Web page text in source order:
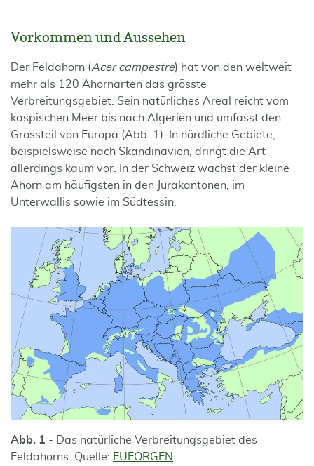
Vorkommen und Aussehen
Der Feldahorn (Acer campestre) hat von den weltweit
mehr als 120 Ahornarten das grösste
Verbreitungsgebiet. Sein natürliches Areal reicht vom
kaspischen Meer bis nach Algerien und umfasst den
Grossteil von Europa (Abb. 1). In nördliche Gebiete,
beispielsweise nach Skandinavien, dringt die Art
allerdings kaum vor. In der Schweiz wächst der kleine
Ahorn am häufigsten in den Jurakantonen, im
Unterwallis sowie im Südtessin.
Abb. 1 - Das natürliche Verbreitungsgebiet des
Feldahorns. Quelle: EUFORGEN